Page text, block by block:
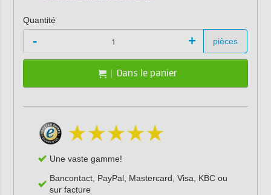
Quantité
- + pièces
Dans le panier
Une vaste gamme!
Bancontact, PayPal, Mastercard, Visa, KBC ou
sur facture